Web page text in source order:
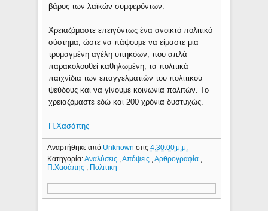
βάρος των λαϊκών συμφερόντων.
Χρειαζόμαστε επειγόντως ένα ανοικτό πολιτικό
σύστημα, ώστε να πάψουμε να είμαστε μια
τρομαγμένη αγέλη υπηκόων, που απλά
παρακολουθεί καθηλωμένη, τα πολιτικά
παιχνίδια των επαγγελματιών του πολιτικού
ψεύδους και να γίνουμε κοινωνία πολιτών. Το
χρειαζόμαστε εδώ και 200 χρόνια δυστυχώς.
Π.Χασάπης
Αναρτήθηκε από Unknownστις4:30:00 μ.μ.
Κατηγορία:Αναλύσεις ,Απόψεις ,Αρθρογραφία ,
Π.Χασάπης , Πολιτική